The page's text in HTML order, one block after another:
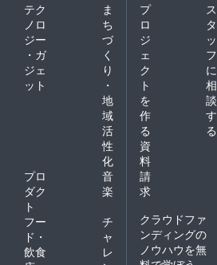
テク
ノロ
ジー
・ガ
ジェ
ット
ま
ち
づ
く
り
・
地
域
活
性
化
プロ
ダク
ト
音
楽
フー
ド・
飲食
チ
ャ
レ
プ
ロ
ジ
ェ
ク
ト
を
作
る
ス
タ
ッ
フ
に
相
談
す
る
資
料
請
求
クラウドファ
ンディングの
ノウハウを無